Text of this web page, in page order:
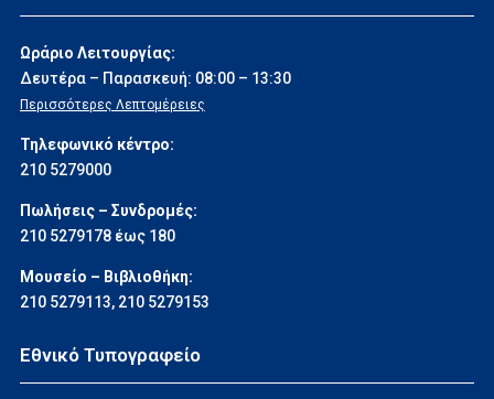
Ωράριο Λειτουργίας:
Δευτέρα – Παρασκευή: 08:00 – 13:30
Περισσότερες Λεπτομέρειες
Τηλεφωνικό κέντρο:
210 5279000
Πωλήσεις – Συνδρομές:
210 5279178 έως 180
Μουσείο – Βιβλιοθήκη:
210 5279113, 210 5279153
Εθνικό Τυπογραφείο